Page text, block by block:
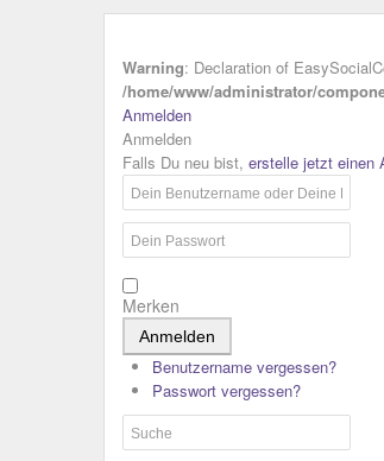
Warning: Declaration of
/home/www/administrator/
Anmelden
Anmelden
Falls Du neu bist, erstelle jetzt einen
Merken
Anmelden
Benutzername vergessen?
Passwort vergessen?